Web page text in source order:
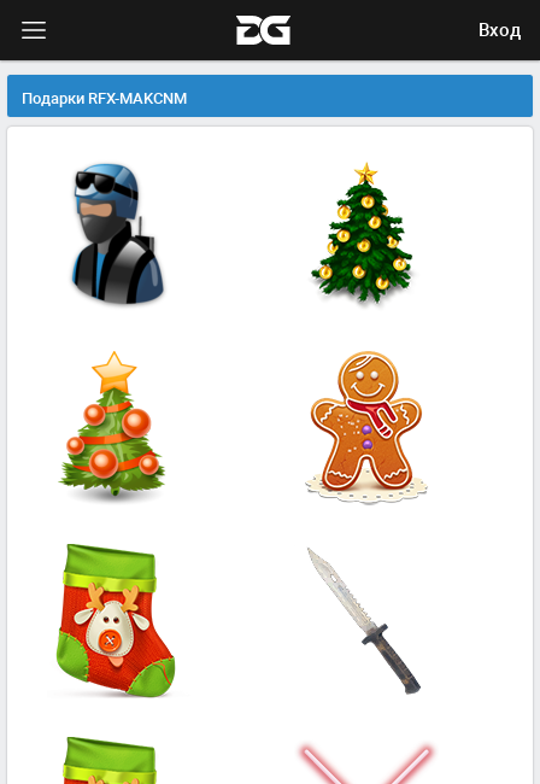
Вход
Подарки RFX-MAKCNM